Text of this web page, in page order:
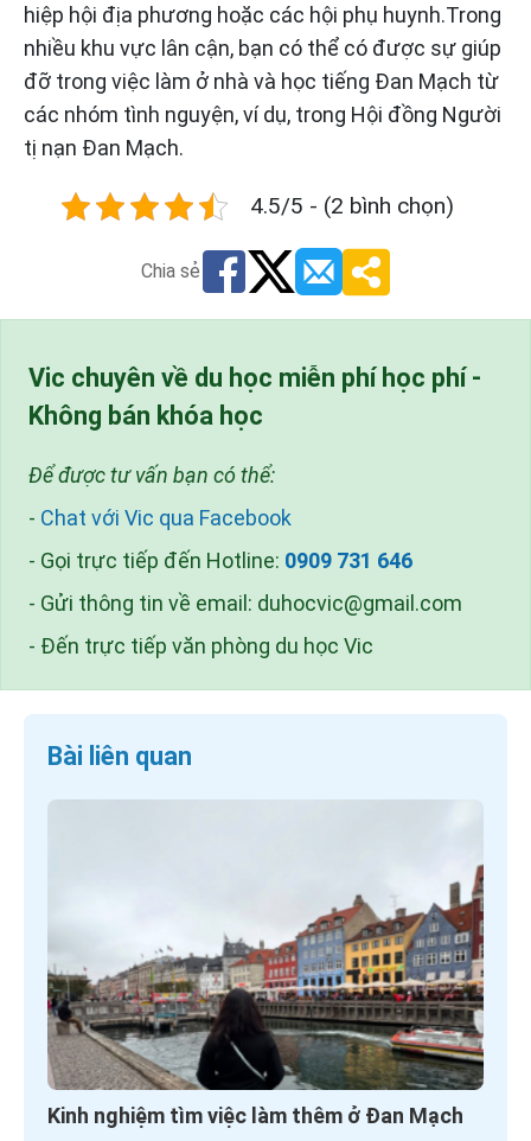
hiệp hội địa phương hoặc các hội phụ huynh.Trong
nhiều khu vực lân cận, bạn có thể có được sự giúp
đỡ trong việc làm ở nhà và học tiếng Đan Mạch từ
các nhóm tình nguyện, ví dụ, trong Hội đồng Người
tị nạn Đan Mạch.
4.5/5 - (2 bình chọn)
Chia sẻ
Vic chuyên về du học miễn phí học phí -
Không bán khóa học
Để được tư vấn bạn có thể:
- Chat với Vic qua Facebook
- Gọi trực tiếp đến Hotline: 0909 731 646
- Gửi thông tin về email: duhocvic@gmail.com
- Đến trực tiếp văn phòng du học Vic
Bài liên quan
Kinh nghiệm tìm việc làm thêm ở Đan Mạch